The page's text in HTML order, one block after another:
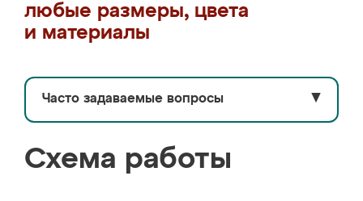
любые размеры, цвета
и материалы
Часто задаваемые вопросы ▼
Схема работы